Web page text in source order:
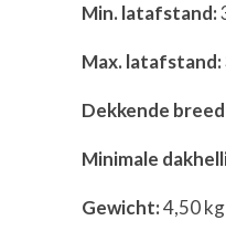
Min. latafstand:
Max. latafstand:
Dekkende
Minimale
Gewicht:4,50 kg